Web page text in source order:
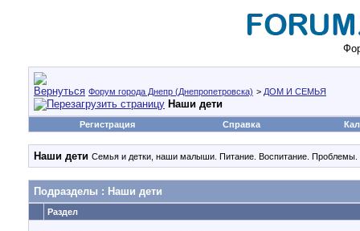
Форум города Днепр (Днепропетровска) > ДОМ И СЕМЬЯ
Наши дети
Регистрация Справка
Наши дети Семья и детки, наши малыши. Питание. Воспитание.
Подразделы : Наши дети
Раздел